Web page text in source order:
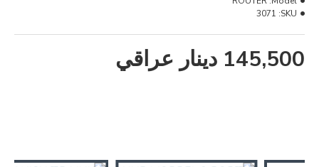
145,500 دينار عراقي
SKU:
3071